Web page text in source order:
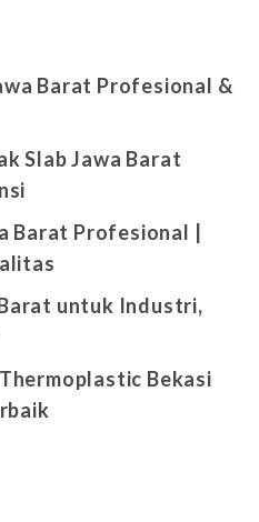
Barat Profesional &
Slab Jawa Barat
Barat Profesional |
untuk Industri,
Bekasi